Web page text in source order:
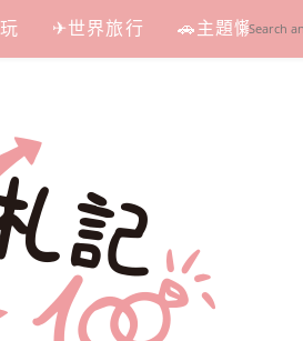
✈世界旅行 🚗主題懶人包